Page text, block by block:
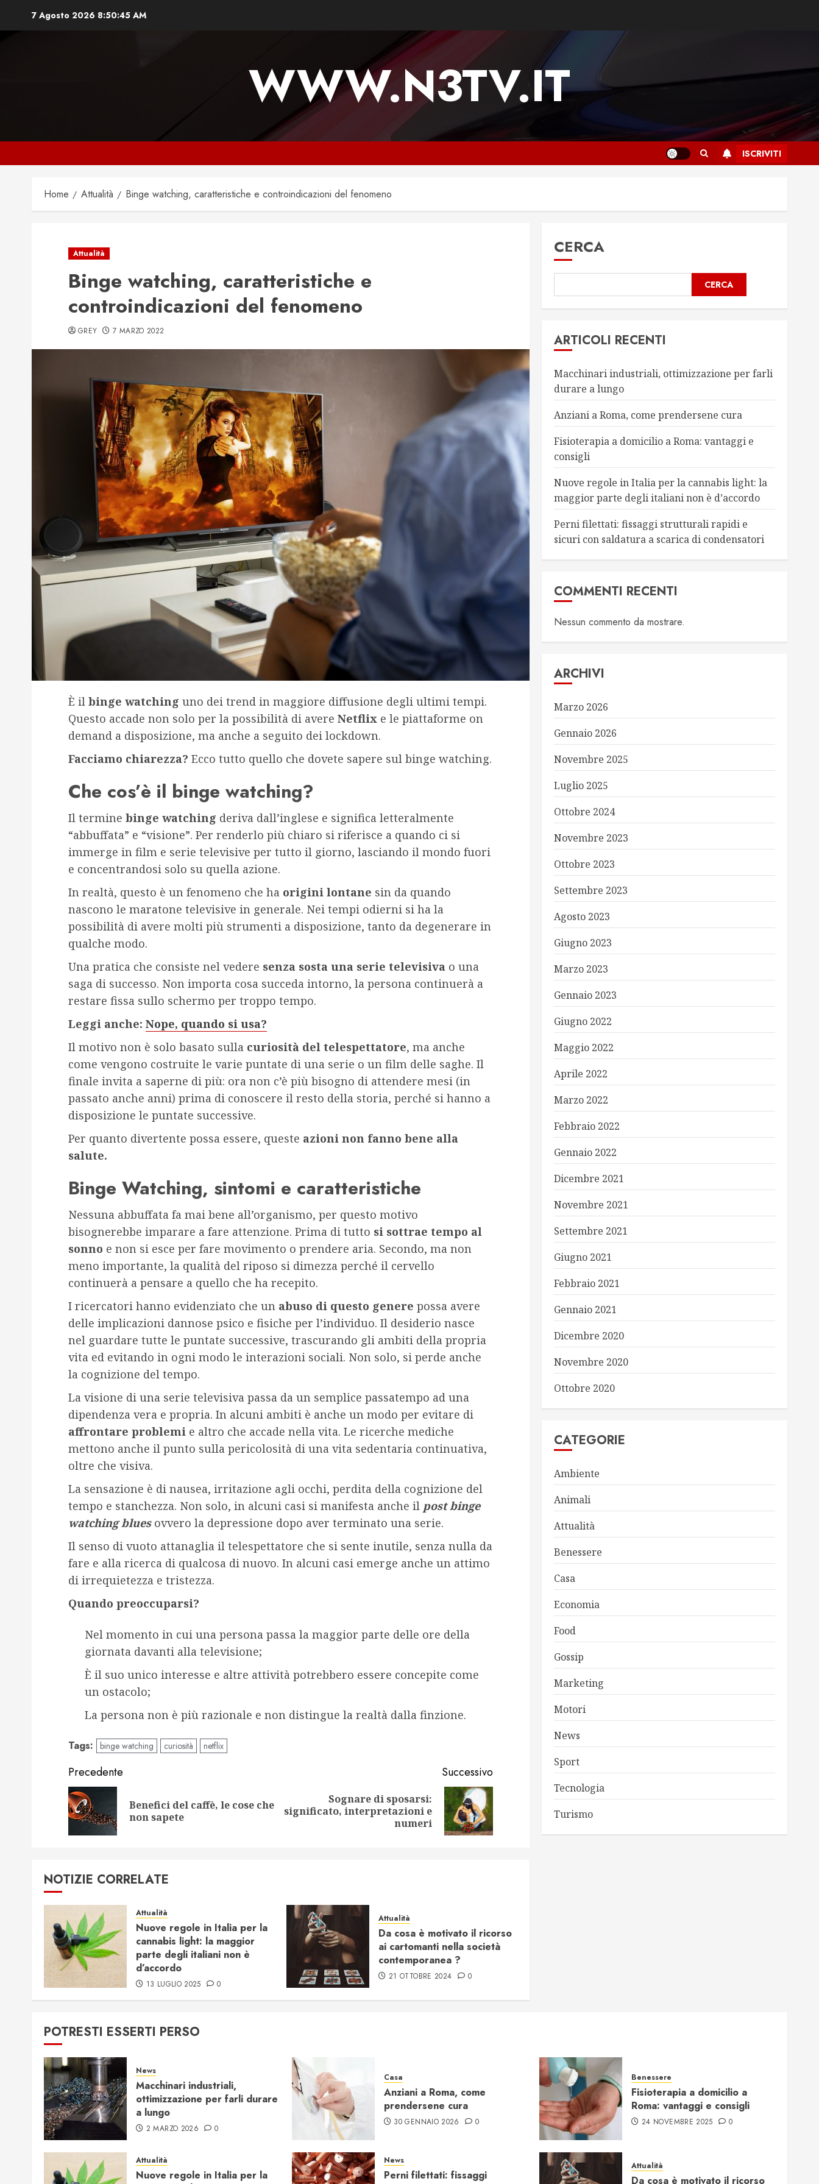
7 Agosto 2026 8:50:46 AM
WWW.N3TV.IT
ISCRIVITI
Home Attualità Binge watching, caratteristiche e controindicazioni del fenomeno
Attualità
Binge watching, caratteristiche e
controindicazioni del fenomeno
GREY 7 MARZO 2022
È il binge watching uno dei trend in maggiore diffusione degli ultimi tempi.
Questo accade non solo per la possibilità di avere Netflix e le piattaforme on
demand a disposizione, ma anche a seguito dei lockdown.
Facciamo chiarezza? Ecco tutto quello che dovete sapere sul binge watching.
Che cos’è il binge watching?
Il termine binge watching deriva dall’inglese e significa letteralmente
“abbuffata” e “visione”. Per renderlo più chiaro si riferisce a quando ci si
immerge in film e serie televisive per tutto il giorno, lasciando il mondo fuori
e concentrandosi solo su quella azione.
In realtà, questo è un fenomeno che ha origini lontane sin da quando
nascono le maratone televisive in generale. Nei tempi odierni si ha la
possibilità di avere molti più strumenti a disposizione, tanto da degenerare in
qualche modo.
Una pratica che consiste nel vedere senza sosta una serie televisiva o una
saga di successo. Non importa cosa succeda intorno, la persona continuerà a
restare fissa sullo schermo per troppo tempo.
Leggi anche: Nope, quando si usa?
Il motivo non è solo basato sulla curiosità del telespettatore, ma anche
come vengono costruite le varie puntate di una serie o un film delle saghe. Il
finale invita a saperne di più: ora non c’è più bisogno di attendere mesi (in
passato anche anni) prima di conoscere il resto della storia, perché si hanno a
disposizione le puntate successive.
Per quanto divertente possa essere, queste azioni non fanno bene alla
salute.
Binge Watching, sintomi e caratteristiche
Nessuna abbuffata fa mai bene all’organismo, per questo motivo
bisognerebbe imparare a fare attenzione. Prima di tutto si sottrae tempo al
sonno e non si esce per fare movimento o prendere aria. Secondo, ma non
meno importante, la qualità del riposo si dimezza perché il cervello
continuerà a pensare a quello che ha recepito.
I ricercatori hanno evidenziato che un abuso di questo genere possa avere
delle implicazioni dannose psico e fisiche per l’individuo. Il desiderio nasce
nel guardare tutte le puntate successive, trascurando gli ambiti della propria
vita ed evitando in ogni modo le interazioni sociali. Non solo, si perde anche
la cognizione del tempo.
La visione di una serie televisiva passa da un semplice passatempo ad una
dipendenza vera e propria. In alcuni ambiti è anche un modo per evitare di
affrontare problemi e altro che accade nella vita. Le ricerche mediche
mettono anche il punto sulla pericolosità di una vita sedentaria continuativa,
oltre che visiva.
La sensazione è di nausea, irritazione agli occhi, perdita della cognizione del
tempo e stanchezza. Non solo, in alcuni casi si manifesta anche il post binge
watching bluesovvero la depressione dopo aver terminato una serie.
Il senso di vuoto attanaglia il telespettatore che si sente inutile, senza nulla da
fare e alla ricerca di qualcosa di nuovo. In alcuni casi emerge anche un attimo
di irrequietezza e tristezza.
Quando preoccuparsi?
Nel momento in cui una persona passa la maggior parte delle ore della
giornata davanti alla televisione;
È il suo unico interesse e altre attività potrebbero essere concepite come
un ostacolo;
La persona non è più razionale e non distingue la realtà dalla finzione.
Tags: binge watching curiosità netflix
Navigazione
articolo
Precedente
Articolo
Benefici del caffè, le cose che
non sapete
Successivo
Articolo
Sognare di sposarsi:
significato, interpretazioni e
numeri
NOTIZIE CORRELATE
Attualità
Nuove regole in Italia per la
cannabis light: la maggior
parte degli italiani non è
d’accordo
13 LUGLIO 2025 0
Attualità
Da cosa è motivato il ricorso
ai cartomanti nella società
contemporanea ?
21 OTTOBRE 2024 0
CERCA
CERCA
ARTICOLI RECENTI
Macchinari industriali, ottimizzazione per farli
durare a lungo
Anziani a Roma, come prendersene cura
Fisioterapia a domicilio a Roma: vantaggi e
consigli
Nuove regole in Italia per la cannabis light: la
maggior parte degli italiani non è d’accordo
Perni filettati: fissaggi strutturali rapidi e
sicuri con saldatura a scarica di condensatori
COMMENTI RECENTI
Nessun commento da mostrare.
ARCHIVI
Marzo 2026
Gennaio 2026
Novembre 2025
Luglio 2025
Ottobre 2024
Novembre 2023
Ottobre 2023
Settembre 2023
Agosto 2023
Giugno 2023
Marzo 2023
Gennaio 2023
Giugno 2022
Maggio 2022
Aprile 2022
Marzo 2022
Febbraio 2022
Gennaio 2022
Dicembre 2021
Novembre 2021
Settembre 2021
Giugno 2021
Febbraio 2021
Gennaio 2021
Dicembre 2020
Novembre 2020
Ottobre 2020
CATEGORIE
Ambiente
Animali
Attualità
Benessere
Casa
Economia
Food
Gossip
Marketing
Motori
News
Sport
Tecnologia
Turismo
POTRESTI ESSERTI PERSO
News
Macchinari industriali,
ottimizzazione per farli durare
a lungo
2 MARZO 2026 0
Casa
Anziani a Roma, come
prendersene cura
30 GENNAIO 2026 0
Benessere
Fisioterapia a domicilio a
Roma: vantaggi e consigli
24 NOVEMBRE 2025 0
Attualità
Nuove regole in Italia per la
News
Perni filettati: fissaggi
Attualità
Da cosa è motivato il ricorso